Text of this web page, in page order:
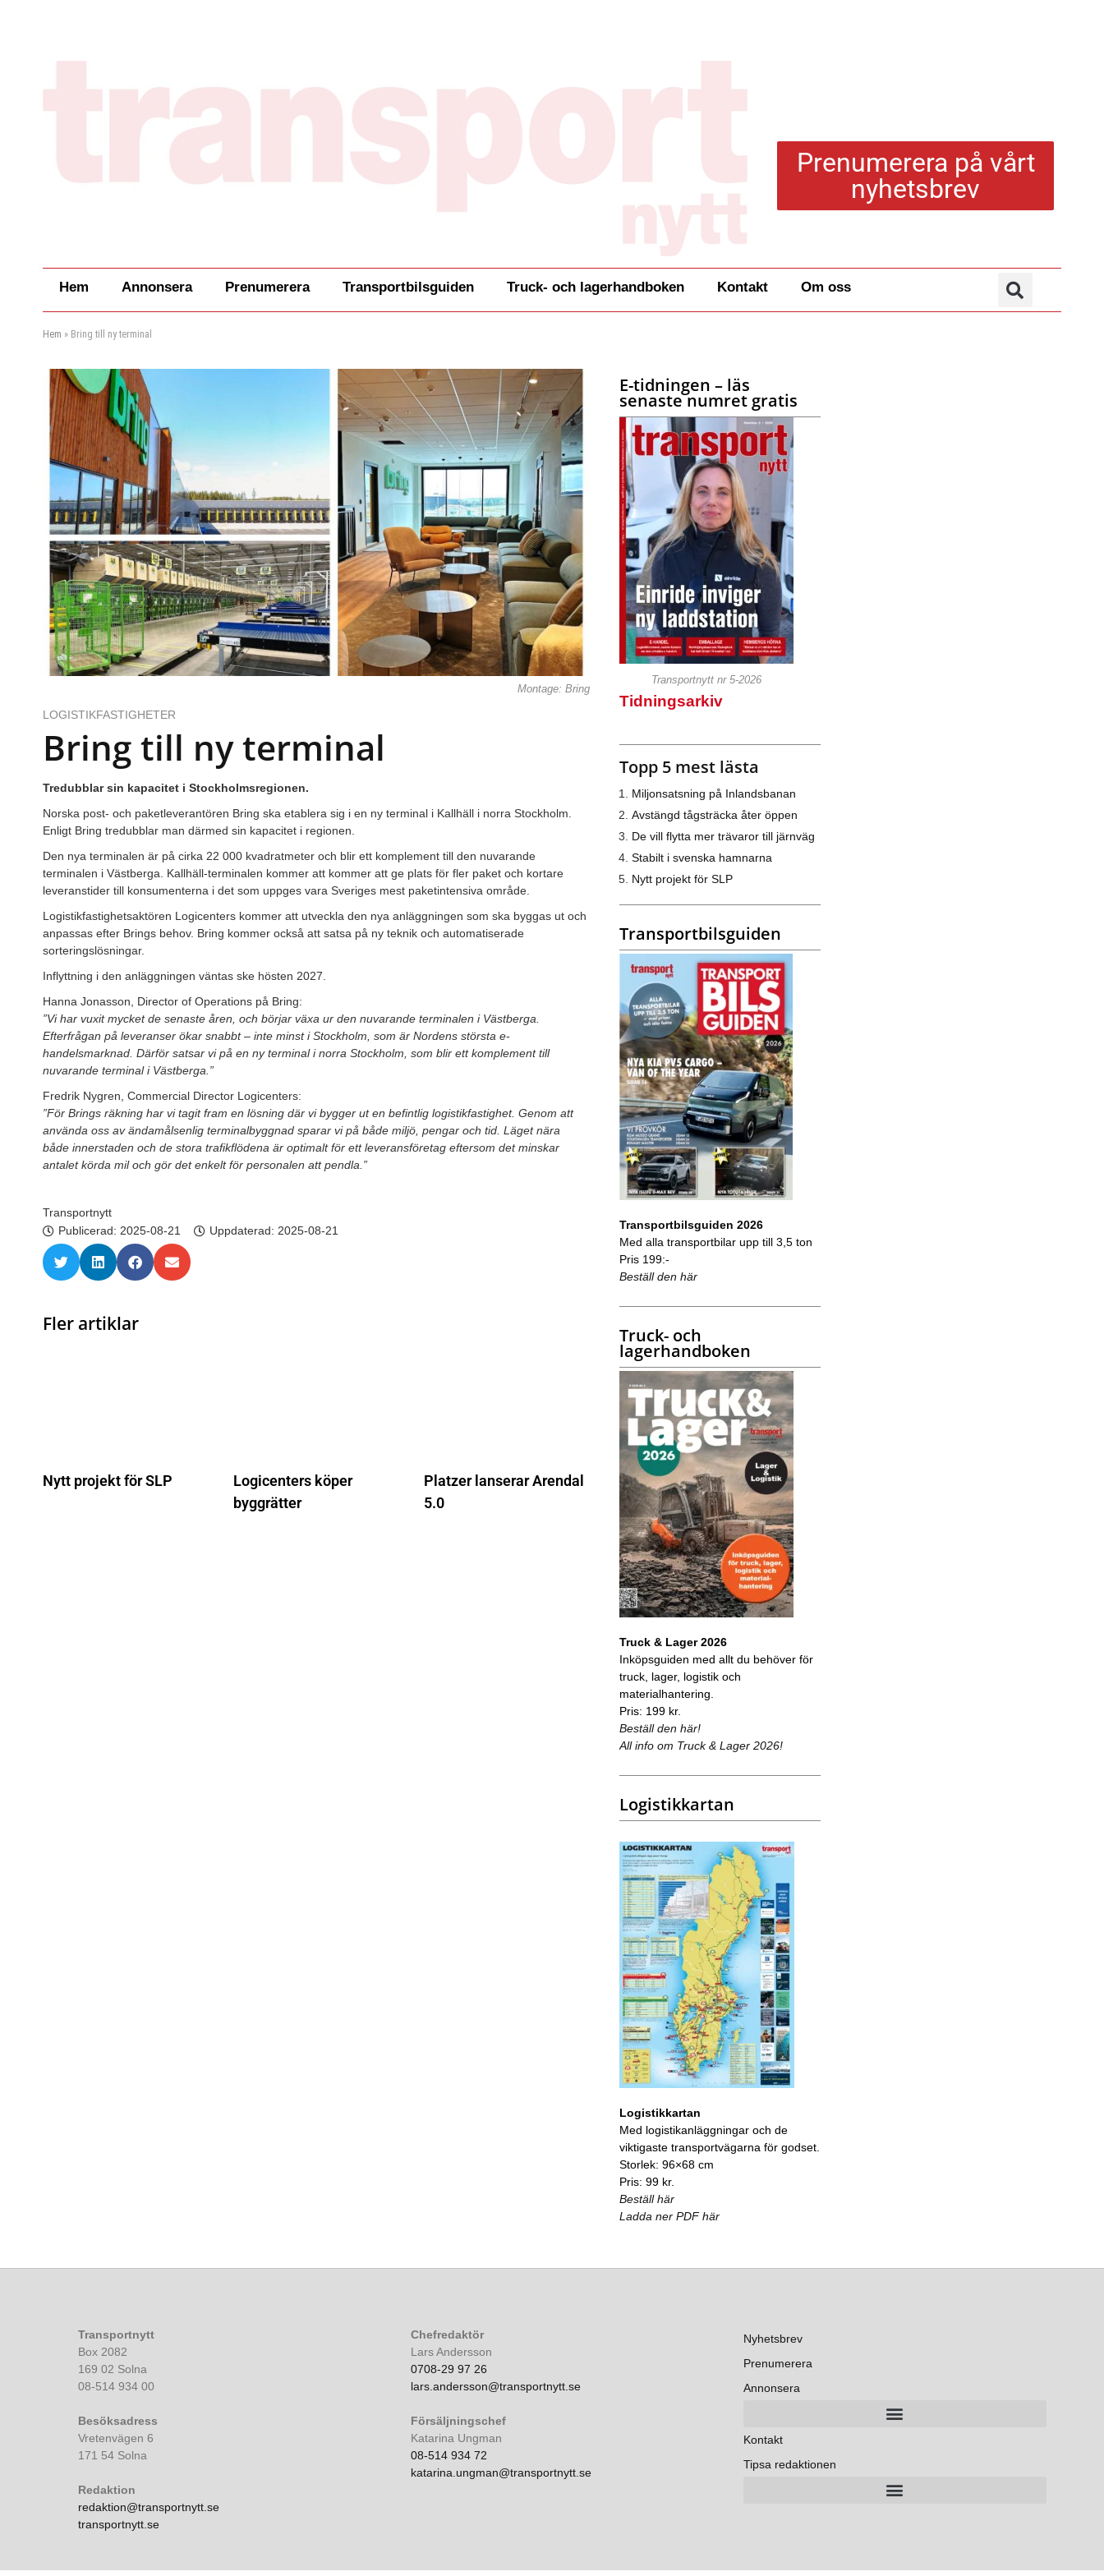
Prenumerera på vårt
nyhetsbrev
Hem Annonsera Prenumerera Transportbilsguiden Truck- och lagerhandboken Kontakt Om oss
Hem » Bring till ny terminal
Montage: Bring
LOGISTIKFASTIGHETER
Bring till ny terminal
Tredubblar sin kapacitet i Stockholmsregionen.
Norska post- och paketleverantören Bring ska etablera sig i en ny terminal i Kallhäll i norra Stockholm.
Enligt Bring tredubblar man därmed sin kapacitet i regionen.
Den nya terminalen är på cirka 22 000 kvadratmeter och blir ett komplement till den nuvarande
terminalen i Västberga. Kallhäll-terminalen kommer att kommer att ge plats för fler paket och kortare
leveranstider till konsumenterna i det som uppges vara Sveriges mest paketintensiva område.
Logistikfastighetsaktören Logicenters kommer att utveckla den nya anläggningen som ska byggas ut och
anpassas efter Brings behov. Bring kommer också att satsa på ny teknik och automatiserade
sorteringslösningar.
Inflyttning i den anläggningen väntas ske hösten 2027.
Hanna Jonasson, Director of Operations på Bring:
”Vi har vuxit mycket de senaste åren, och börjar växa ur den nuvarande terminalen i Västberga.
Efterfrågan på leveranser ökar snabbt – inte minst i Stockholm, som är Nordens största e-
handelsmarknad. Därför satsar vi på en ny terminal i norra Stockholm, som blir ett komplement till
nuvarande terminal i Västberga.”
Fredrik Nygren, Commercial Director Logicenters:
”För Brings räkning har vi tagit fram en lösning där vi bygger ut en befintlig logistikfastighet. Genom att
använda oss av ändamålsenlig terminalbyggnad sparar vi på både miljö, pengar och tid. Läget nära
både innerstaden och de stora trafikflödena är optimalt för ett leveransföretag eftersom det minskar
antalet körda mil och gör det enkelt för personalen att pendla.”
Transportnytt
Publicerad: 2025-08-21 Uppdaterad: 2025-08-21
Fler artiklar
Nytt projekt för SLP
Logicenters köper
byggrätter
Platzer lanserar Arendal
5.0
E-tidningen – läs
senaste numret gratis
Transportnytt nr 5-2026
Tidningsarkiv
Topp 5 mest lästa
Miljonsatsning på Inlandsbanan
Avstängd tågsträcka åter öppen
De vill flytta mer trävaror till järnväg
Stabilt i svenska hamnarna
Nytt projekt för SLP
Transportbilsguiden
Transportbilsguiden 2026
Med alla transportbilar upp till 3,5 ton
Pris 199:-
Beställ den här
Truck- och
lagerhandboken
Truck & Lager 2026
Inköpsguiden med allt du behöver för
truck, lager, logistik och
materialhantering.
Pris: 199 kr.
Beställ den här!
All info om Truck & Lager 2026!
Logistikkartan
Logistikkartan
Med logistikanläggningar och de
viktigaste transportvägarna för godset.
Storlek: 96×68 cm
Pris: 99 kr.
Beställ här
Ladda ner PDF här
Transportnytt
Box 2082
169 02 Solna
08-514 934 00
Besöksadress
Vretenvägen 6
171 54 Solna
Redaktion
redaktion@transportnytt.se
transportnytt.se
Chefredaktör
Lars Andersson
0708-29 97 26
lars.andersson@transportnytt.se
Försäljningschef
Katarina Ungman
08-514 934 72
katarina.ungman@transportnytt.se
Nyhetsbrev
Prenumerera
Annonsera
Kontakt
Tipsa redaktionen